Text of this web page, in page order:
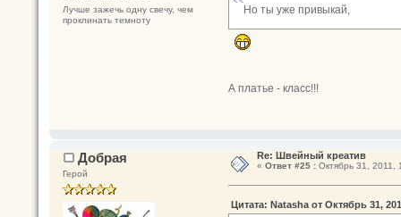
Лучше зажечь одну свечу, чем
проклинать темноту
Но ты уже привыкай,
А платье - класс!!!
Добрая
Герой
Re: Швейный креатив
« Ответ #25 :Октябрь 31, 2011,
Цитата: Natasha от Октябрь 31,